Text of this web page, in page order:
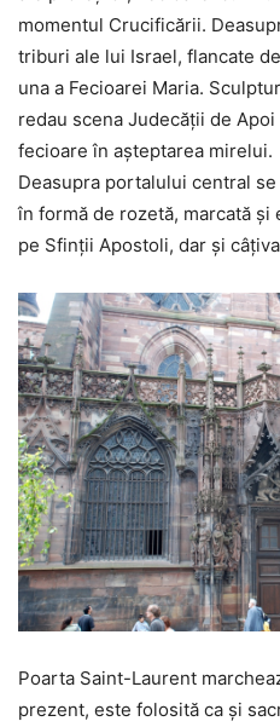
momentul Crucificării.
triburi ale lui Israel, flancate
una a Fecioarei Maria.
redau scena Judecăţii de
fecioare în aşteptarea mirelui.
Deasupra portalului central
în formă de rozetă, marcată
pe Sfinţii Apostoli, dar şi
Poarta Saint-Laurent
prezent, este folosită ca şi